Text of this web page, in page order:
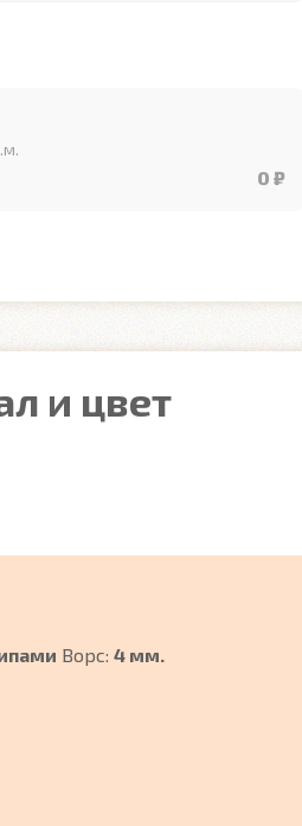
0 ₽
и цвет
Ворс: 4 мм.